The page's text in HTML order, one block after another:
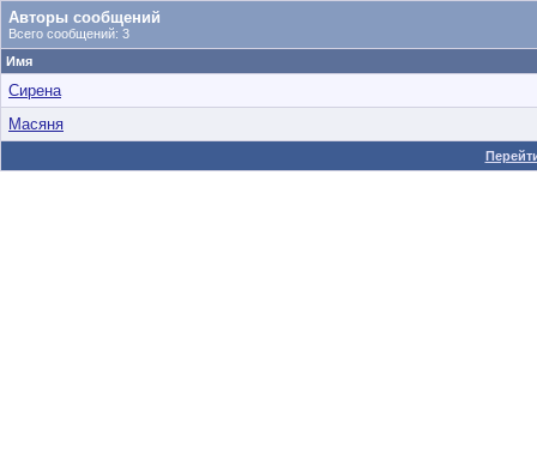
Авторы сообщений
Всего сообщений: 3
Имя
Сирена
Масяня